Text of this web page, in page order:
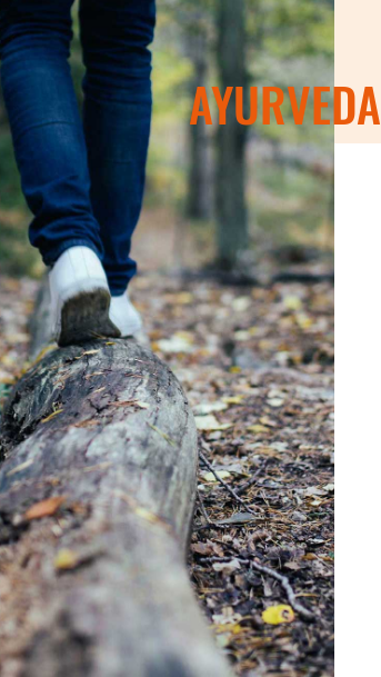
AYURVEDA